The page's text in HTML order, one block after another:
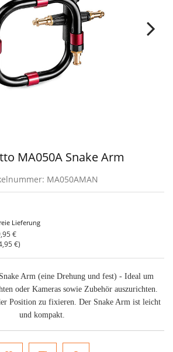
MA050A Snake Arm
MA050AMAN
Lieferung
€
€)
Arm (eine Drehung und fest) - Ideal um
oder Kameras sowie Zubehör auszurichten.
Position zu fixieren. Der Snake Arm ist leicht
und kompakt.